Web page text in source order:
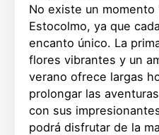
No existe un
Estocolmo, ya que
encanto único. La
flores vibrantes y un
verano ofrece largas
prolongar las
con sus
podrá disfrutar de la